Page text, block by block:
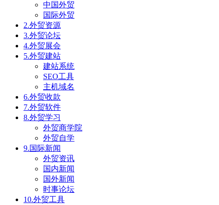
中国外贸
国际外贸
2.外贸资源
3.外贸论坛
4.外贸展会
5.外贸建站
建站系统
SEO工具
主机域名
6.外贸收款
7.外贸软件
8.外贸学习
外贸商学院
外贸自学
9.国际新闻
外贸资讯
国内新闻
国外新闻
时事论坛
10.外贸工具